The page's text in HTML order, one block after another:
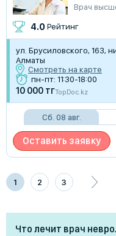
Врач
4.0 Рейтинг
ул. Брусиловского, 163,
Алматы
Смотреть на карте
пн-пт: 11:30-18:00
10 000 тгTopDoc.kz
Сб. 08 авг.
Оставить заявку
1 2 3
Что лечит врач